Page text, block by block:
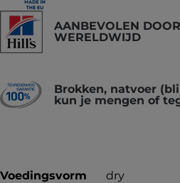
AANBEVOLEN
WERELDWIJD
Brokken, natvoer
kun je mengen of
Voedingsvorm dry